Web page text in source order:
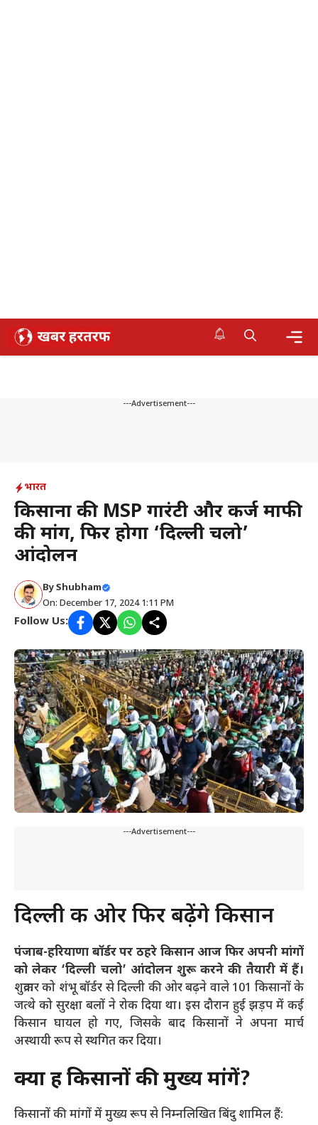
Skip
---Advertisement---
भारत
किसानों की MSP गारंटी और कर्ज माफी
की मांग, फिर होगा ‘दिल्ली चलो’
आंदोलन
ByShubham
On: December 17, 2024 1:11 PM
Follow Us:
---Advertisement---
दिल्ली की ओर फिर बढ़ेंगे किसान
पंजाब-हरियाणा बॉर्डर पर ठहरे किसान आज फिर अपनी मांगों
को लेकर ‘दिल्ली चलो’ आंदोलन शुरू करने की तैयारी में हैं।
शुक्रवार को शंभू बॉर्डर से दिल्ली की ओर बढ़ने वाले 101 किसानों के
जत्थे को सुरक्षा बलों ने रोक दिया था। इस दौरान हुई झड़प में कई
किसान घायल हो गए, जिसके बाद किसानों ने अपना मार्च
अस्थायी रूप से स्थगित कर दिया।
क्या हैं किसानों की मुख्य मांगें?
किसानों की मांगों में मुख्य रूप से निम्नलिखित बिंदु शामिल हैं: